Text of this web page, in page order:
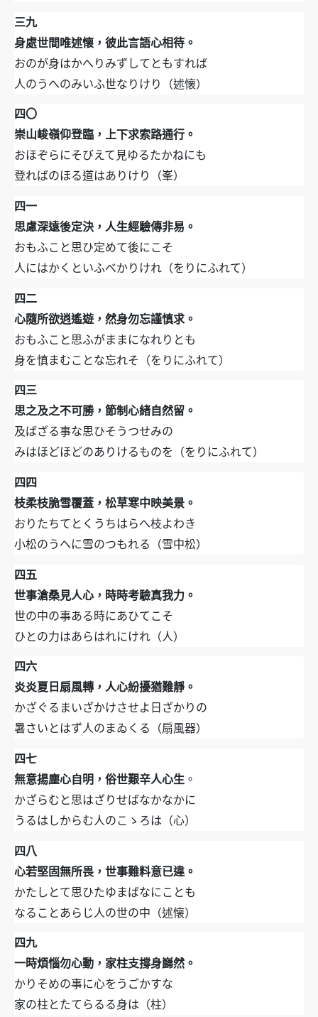
三九
身處世間唯述懐，彼此言語心相待。
おのが身はかへりみずしてともすれば
人のうへのみいふ世なりけり（述懐）
四〇
崇山峻嶺仰登臨，上下求索路通行。
おほぞらにそびえて見ゆるたかねにも
登ればのほる道はありけり（峯）
四一
思慮深遠後定決，人生經驗傳非易。
おもふこと思ひ定めて後にこそ
人にはかくといふべかりけれ（をりにふれて）
四二
心隨所欲逍遙遊，然身勿忘謹慎求。
おもふこと思ふがままになれりとも
身を慎まむことな忘れそ（をりにふれて）
四三
思之及之不可勝，節制心緒自然留。
及ばざる事な思ひそうつせみの
みはほどほどのありけるものを（をりにふれて）
四四
枝柔枝脆雪覆蓋，松草寒中映美景。
おりたちてとくうちはらへ枝よわき
小松のうへに雪のつもれる（雪中松）
四五
世事滄桑見人心，時時考驗真我力。
世の中の事ある時にあひてこそ
ひとの力はあらはれにけれ（人）
四六
炎炎夏日扇風轉，人心紛擾猶難靜。
かざぐるまいざかけさせよ日ざかりの
暑さいとはず人のまゐくる（扇風器）
四七
無意揚塵心自明，俗世艱辛人心生 。
かざらむと思はざりせばなかなかに
うるはしからむ人のこゝろは（心）
四八
心若堅固無所畏，世事難料意已違。
かたしとて思ひたゆまばなにことも
なることあらじ人の世の中（述懐）
四九
一時煩惱勿心動，家柱支撐身巋然。
かりそめの事に心をうごかすな
家の柱とたてらるる身は（柱）